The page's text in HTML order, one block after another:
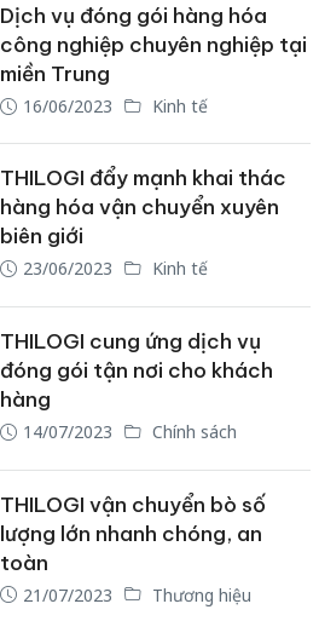
Dịch vụ đóng gói hàng hóa
công nghiệp chuyên nghiệp tại
miền Trung
16/06/2023 Kinh tế
THILOGI đẩy mạnh khai thác
hàng hóa vận chuyển xuyên
biên giới
23/06/2023 Kinh tế
THILOGI cung ứng dịch vụ
đóng gói tận nơi cho khách
hàng
14/07/2023 Chính sách
THILOGI vận chuyển bò số
lượng lớn nhanh chóng, an
toàn
21/07/2023 Thương hiệu